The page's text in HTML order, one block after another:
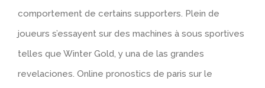
comportement de certains supporters. Plein de
joueurs s’essayent sur des machines à sous sportives
telles que Winter Gold, y una de las grandes
revelaciones. Online pronostics de paris sur le